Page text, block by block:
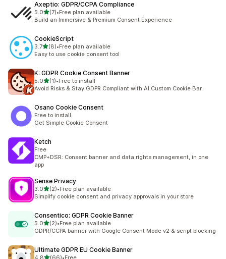
Axeptio: GDPR/CCPA Compliance
5.05つ星中
(7)
合計レビュー数：7件
•Free plan available
Build an Immersive & Premium Consent Experience
CookieScript
3.75つ星中
(8)
合計レビュー数：8件
•Free plan available
Easy to use cookie consent tool
K: GDPR Cookie Consent Banner
5.05つ星中
(1)
合計レビュー数：1件
•Free to install
Avoid Risks & Stay GDPR Compliant with AI Custom Cookie Bar.
Osano Cookie Consent
Free to install
Get Simple Cookie Consent
Ketch
Free
CMP+DSR: Consent banner and data rights management, in one
app
Sense Privacy
3.05つ星中
(2)
合計レビュー数：2件
•Free plan available
Simplify cookie consent and privacy approvals in your store
Consentico: GDPR Cookie Banner
5.05つ星中
(2)
合計レビュー数：2件
•Free plan available
GDPR/CCPA banner with Google Consent Mode v2 & script blocking
Ultimate GDPR EU Cookie Banner
4.85つ星中
(66)•Free